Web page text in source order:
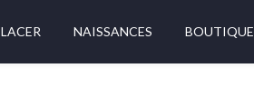
NAISSANCES BOUTIQUE